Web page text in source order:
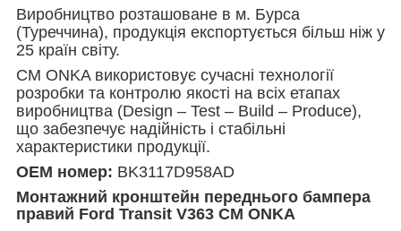
Виробництво розташоване в м. Бурса
(Туреччина), продукція експортується більш ніж у
25 країн світу.
CM ONKA використовує сучасні технології
розробки та контролю якості на всіх етапах
виробництва (Design – Test – Build – Produce),
що забезпечує надійність і стабільні
характеристики продукції.
OEM номер: BK3117D958AD
Монтажний кронштейн переднього бампера
правий Ford Transit V363 CM ONKA